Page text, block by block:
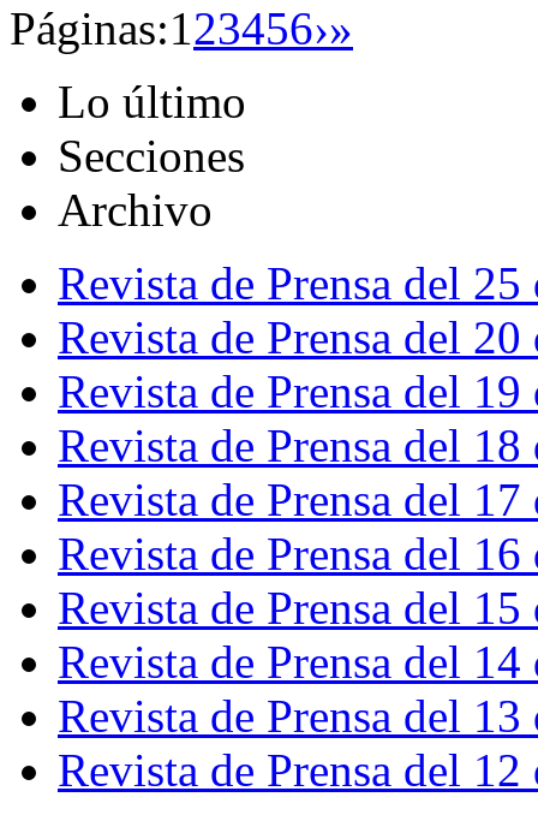
Páginas:123456›»
Lo último
Secciones
Archivo
Revista de Prensa del
Revista de Prensa del
Revista de Prensa del
Revista de Prensa del
Revista de Prensa del
Revista de Prensa del
Revista de Prensa del
Revista de Prensa del
Revista de Prensa del
Revista de Prensa del